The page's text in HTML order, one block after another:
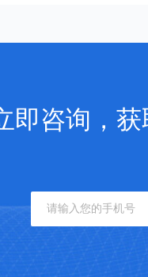
即咨询，